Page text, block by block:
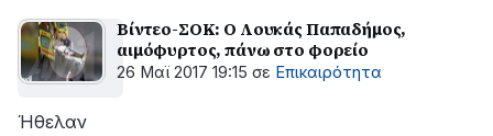
Βίντεο-ΣΟΚ: Ο Λουκάς Παπαδήμος,
αιμόφυρτος, πάνω στο φορείο
26 Μαϊ 2017 19:15 σε Επικαιρότητα
Ήθελαν